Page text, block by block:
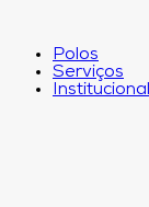
Polos
Serviços
Institucional